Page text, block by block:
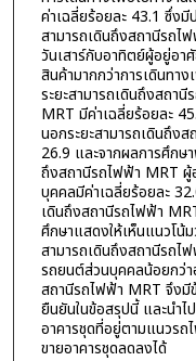
ค่าเฉลี่ยร้อยละ 43.1 ซึ่ง
สามารถเดินถึงสถานีรถไ
วันเสาร์กับอาทิตย์ผู้อยู่อา
สินค้ามากกว่าการเดินทา
ระยะสามารถเดินถึงสถา
MRT มีค่าเฉลี่ยร้อยละ
นอกระยะสามารถเดินถึง
26.9 และจากผลการศึกษ
ถึงสถานีรถไฟฟ้า MRT ผู้
บุคคลมีค่าเฉลี่ยร้อยละ
เดินถึงสถานีรถไฟฟ้า
ศึกษาแสดงให้เห็นแนวโน้
สามารถเดินถึงสถานีรถไฟ
รถยนต์ส่วนบุคคลน้อยกว่า
สถานีรถไฟฟ้า MRT จึงมี
ยืนยันในข้อสรุปนี้ และนำ
อาคารชุดที่อยู่ตามแนวรถ
ขายอาคารชุดลดลงได้